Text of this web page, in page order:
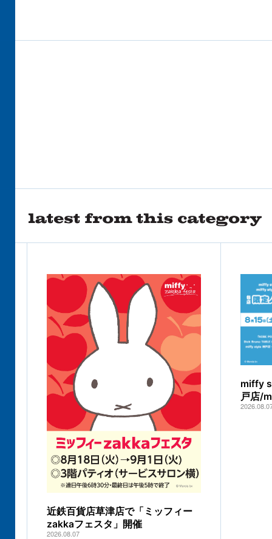
近鉄百貨店草津店で「ミッフィー
zakkaフェスタ」開催
2026.08.07
miffy
戸店/